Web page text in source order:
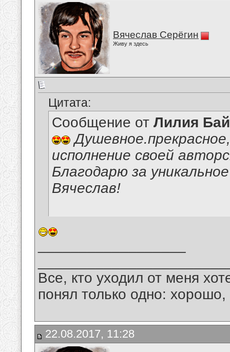
Вячеслав Серёгин
Живу я здесь
Цитата:
Сообщение от Лилия
исполнение своей
Благодарю за
Вячеслав!
Все, кто уходил от меня
понял только одно:
22.08.2017, 11:28